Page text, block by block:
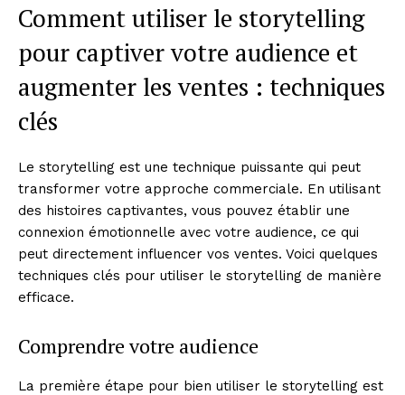
Comment utiliser le storytelling
pour captiver votre audience et
augmenter les ventes : techniques
clés
Le storytelling est une technique puissante qui peut
transformer votre approche commerciale. En utilisant
des histoires captivantes, vous pouvez établir une
connexion émotionnelle avec votre audience, ce qui
peut directement influencer vos ventes. Voici quelques
techniques clés pour utiliser le storytelling de manière
efficace.
Comprendre votre audience
La première étape pour bien utiliser le storytelling est